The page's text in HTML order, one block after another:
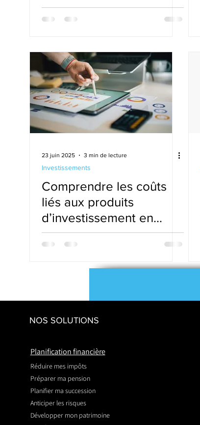
23 juin 2025 3 min de lecture
Investissements
Comprendre les coûts
liés aux produits
d’investissement en
Belgique
NOS SOLUTIONS
Planification financière
Réduire mes impôts
Préparer ma pension
Planifier ma succession
Anticiper les risques
Développer mon patrimoine